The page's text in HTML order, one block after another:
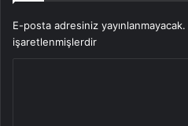
E-posta adresiniz yayınlanmayacak.
işaretlenmişlerdir